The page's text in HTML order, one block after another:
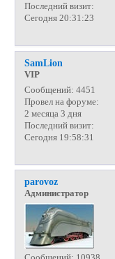
Последний визит:
Сегодня 20:31:23
SamLion
VIP
Сообщений: 4451
Провел на форуме:
2 месяца 3 дня
Последний визит:
Сегодня 19:58:31
parovoz
Администратор